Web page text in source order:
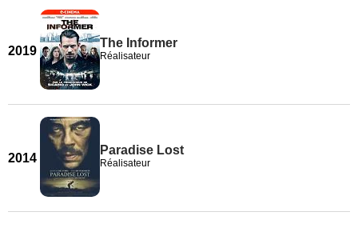
2019
The Informer
Réalisateur
2014
Paradise Lost
Réalisateur